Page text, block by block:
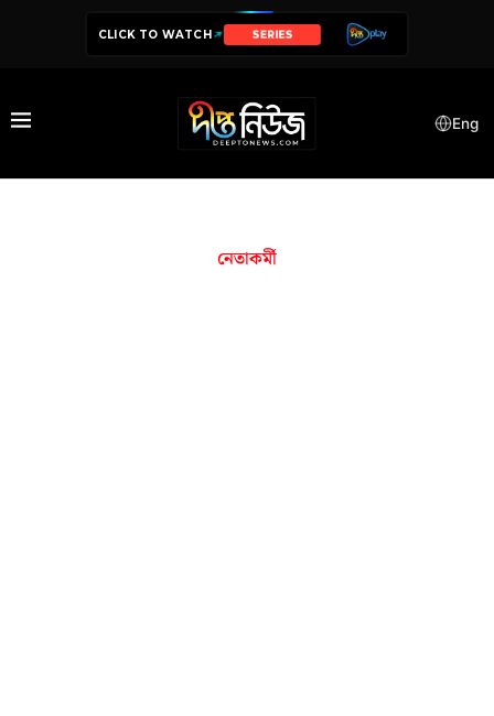
CLICK TO WATCH SERIES
Eng
নেতাকর্মী